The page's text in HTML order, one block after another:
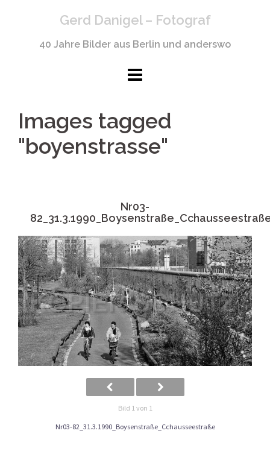
Gerd Danigel – Fotograf
40 Jahre Bilder aus Berlin und anderswo
Images tagged
"boyenstrasse"
Nr03-
Bild 1 von 1
Nr03-82_31.3.1990_Boysenstraße_Cchausseestraße